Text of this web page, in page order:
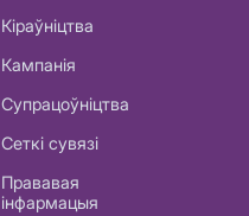
Кіраўніцтва
Кампанія
Супрацоўніцтва
Сеткі сувязі
Прававая
інфармацыя